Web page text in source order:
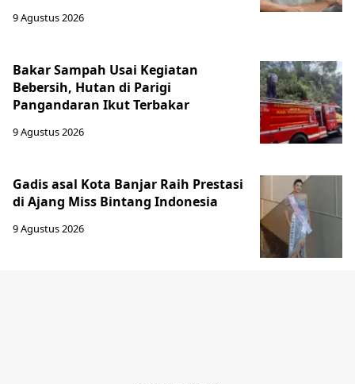
9 Agustus 2026
Bakar Sampah Usai Kegiatan
Bebersih, Hutan di Parigi
Pangandaran Ikut Terbakar
9 Agustus 2026
Gadis asal Kota Banjar Raih Prestasi
di Ajang Miss Bintang Indonesia
9 Agustus 2026